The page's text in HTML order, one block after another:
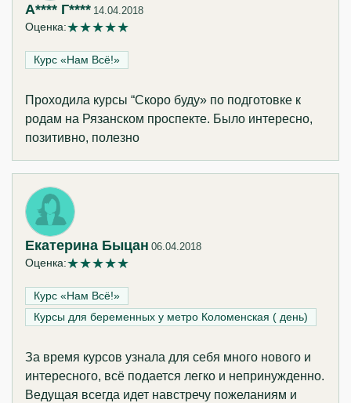
А**** Г**** 14.04.2018
Оценка:★★★★★
Курс «Нам Всё!»‎
Проходила курсы “Скоро буду» по подготовке к
родам на Рязанском проспекте. Было интересно,
позитивно, полезно
Екатерина Быцан 06.04.2018
Оценка:★★★★★
Курс «Нам Всё!»‎
Курсы для беременных у метро Коломенская ( день)
За время курсов узнала для себя много нового и
интересного, всё подается легко и непринужденно.
Ведущая всегда идет навстречу пожеланиям и